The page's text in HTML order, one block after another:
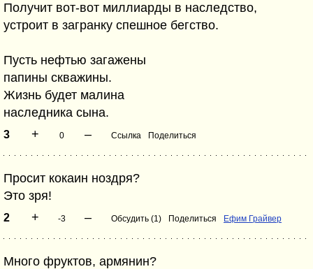
Получит вот-вот миллиарды в наследство,
устроит в загранку спешное бегство.
Пусть нефтью загажены
папины скважины.
Жизнь будет малина
наследника сына.
3 + 0 – Ссылка Поделиться
Просит кокаин ноздря?
Это зря!
2 + -3 – Обсудить (1) Поделиться Ефим Грайвер
Много фруктов, армянин?